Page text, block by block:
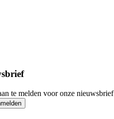
te melden voor onze nieuwsbrief